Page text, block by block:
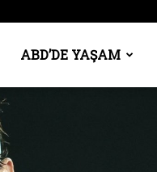
ABD’DE YAŞAM